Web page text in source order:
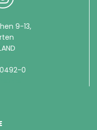
9-13,
0